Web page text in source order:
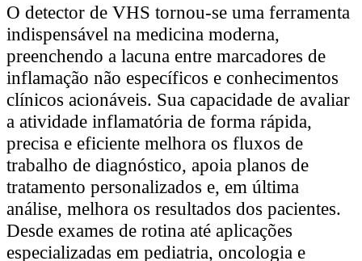
O detector de VHS tornou-se uma ferramenta
indispensável na medicina moderna,
preenchendo a lacuna entre marcadores de
inflamação não específicos e conhecimentos
clínicos acionáveis. Sua capacidade de avaliar
a atividade inflamatória de forma rápida,
precisa e eficiente melhora os fluxos de
trabalho de diagnóstico, apoia planos de
tratamento personalizados e, em última
análise, melhora os resultados dos pacientes.
Desde exames de rotina até aplicações
especializadas em pediatria, oncologia e